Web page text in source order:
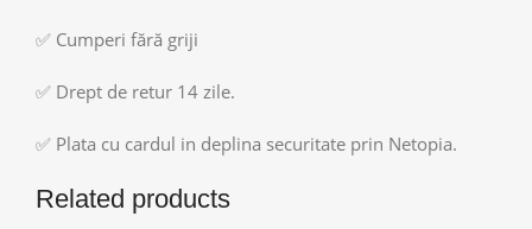
✅ Cumperi fără griji
✅ Drept de retur 14 zile.
✅ Plata cu cardul in deplina securitate prin Netopia.
Related products